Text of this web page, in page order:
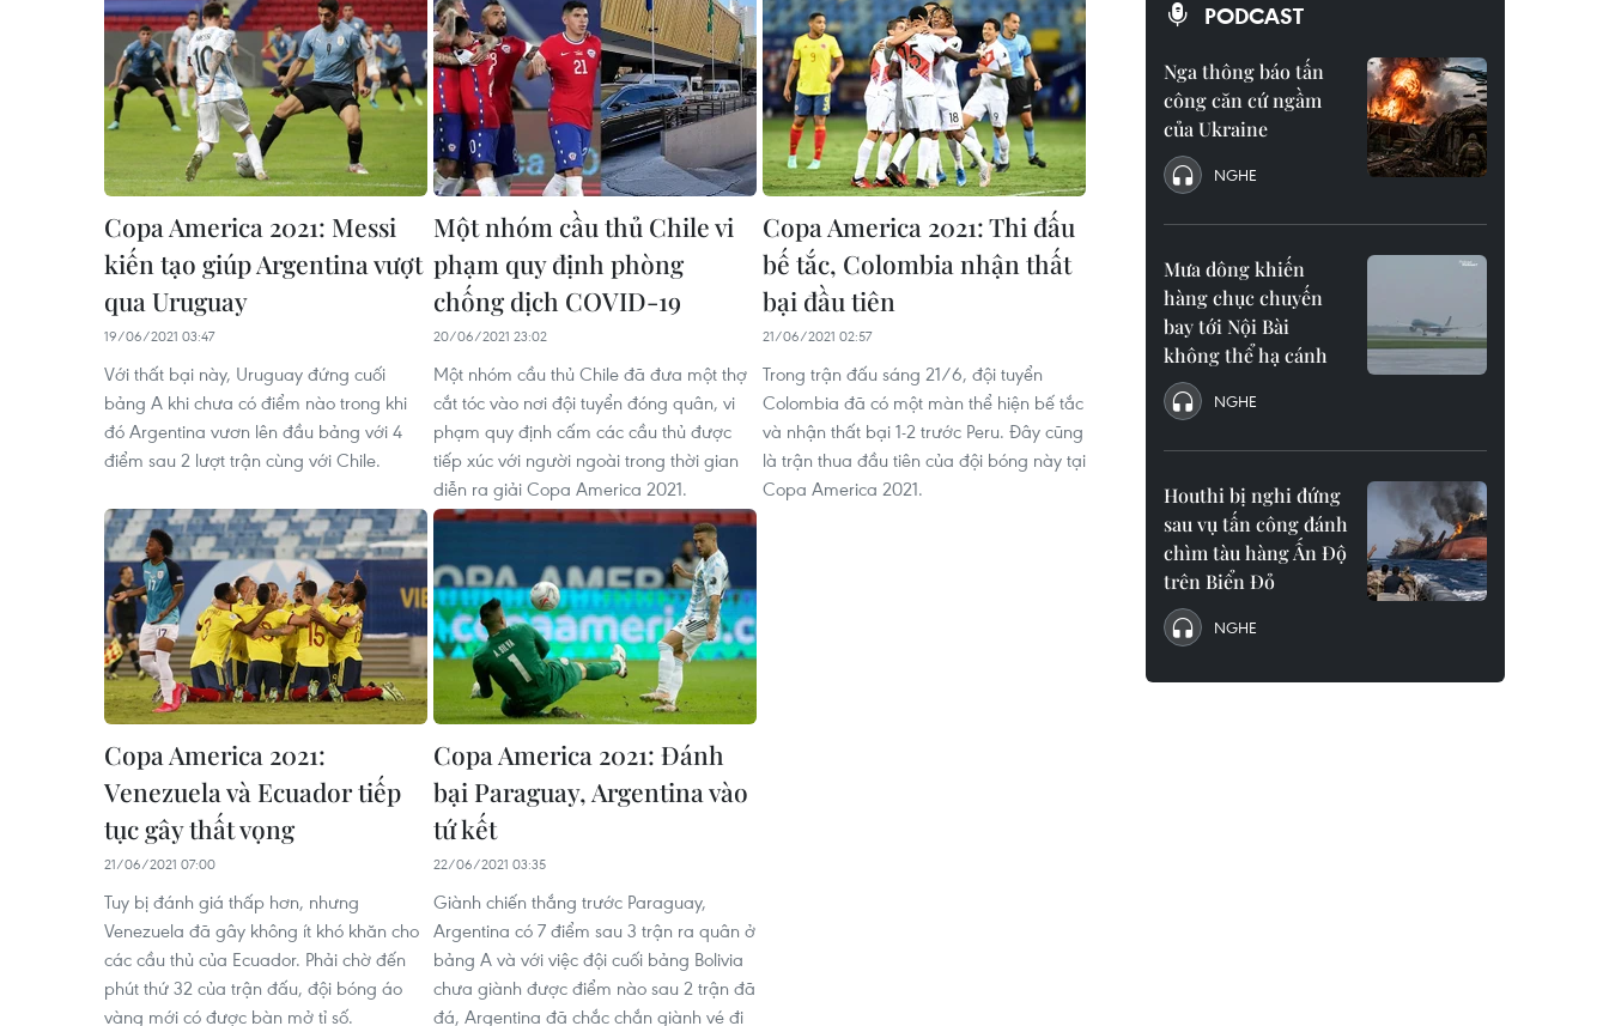
Copa America 2021: Messi
kiến tạo giúp Argentina vượt
qua Uruguay
19/06/2021 03:47
Với thất bại này, Uruguay đứng cuối
bảng A khi chưa có điểm nào trong khi
đó Argentina vươn lên đầu bảng với 4
điểm sau 2 lượt trận cùng với Chile.
Một nhóm cầu thủ Chile vi
phạm quy định phòng
chống dịch COVID-19
20/06/2021 23:02
Một nhóm cầu thủ Chile đã đưa một thợ
cắt tóc vào nơi đội tuyển đóng quân, vi
phạm quy định cấm các cầu thủ được
tiếp xúc với người ngoài trong thời gian
diễn ra giải Copa America 2021.
Copa America 2021: Thi đấu
bế tắc, Colombia nhận thất
bại đầu tiên
21/06/2021 02:57
Trong trận đấu sáng 21/6, đội tuyển
Colombia đã có một màn thể hiện bế tắc
và nhận thất bại 1-2 trước Peru. Đây cũng
là trận thua đầu tiên của đội bóng này tại
Copa America 2021.
Copa America 2021:
Venezuela và Ecuador tiếp
tục gây thất vọng
21/06/2021 07:00
Tuy bị đánh giá thấp hơn, nhưng
Venezuela đã gây không ít khó khăn cho
các cầu thủ của Ecuador. Phải chờ đến
phút thứ 32 của trận đấu, đội bóng áo
vàng mới có được bàn mở tỉ số.
Copa America 2021: Đánh
bại Paraguay, Argentina vào
tứ kết
22/06/2021 03:35
Giành chiến thắng trước Paraguay,
Argentina có 7 điểm sau 3 trận ra quân ở
bảng A và với việc đội cuối bảng Bolivia
chưa giành được điểm nào sau 2 trận đã
đá, Argentina đã chắc chắn giành vé đi
PODCAST
Nga thông báo tấn
công căn cứ ngầm
của Ukraine
NGHE
Mưa dông khiến
hàng chục chuyến
bay tới Nội Bài
không thể hạ cánh
NGHE
Houthi bị nghi đứng
sau vụ tấn công đánh
chìm tàu hàng Ấn Độ
trên Biển Đỏ
NGHE